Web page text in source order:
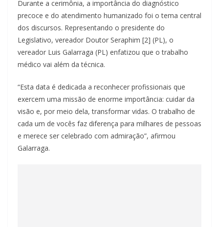
Durante a cerimônia, a importância do diagnóstico
precoce e do atendimento humanizado foi o tema central
dos discursos. Representando o presidente do
Legislativo, vereador Doutor Seraphim [2] (PL), o
vereador Luis Galarraga (PL) enfatizou que o trabalho
médico vai além da técnica.
“Esta data é dedicada a reconhecer profissionais que
exercem uma missão de enorme importância: cuidar da
visão e, por meio dela, transformar vidas. O trabalho de
cada um de vocês faz diferença para milhares de pessoas
e merece ser celebrado com admiração”, afirmou
Galarraga.